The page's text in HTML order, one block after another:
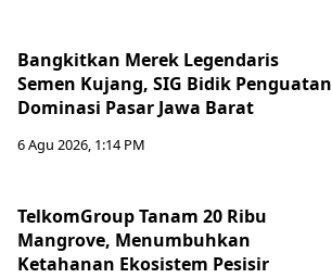
Bangkitkan Merek Legendaris
Semen Kujang, SIG Bidik Penguatan
Dominasi Pasar Jawa Barat
6 Agu 2026, 1:14 PM
TelkomGroup Tanam 20 Ribu
Mangrove, Menumbuhkan
Ketahanan Ekosistem Pesisir